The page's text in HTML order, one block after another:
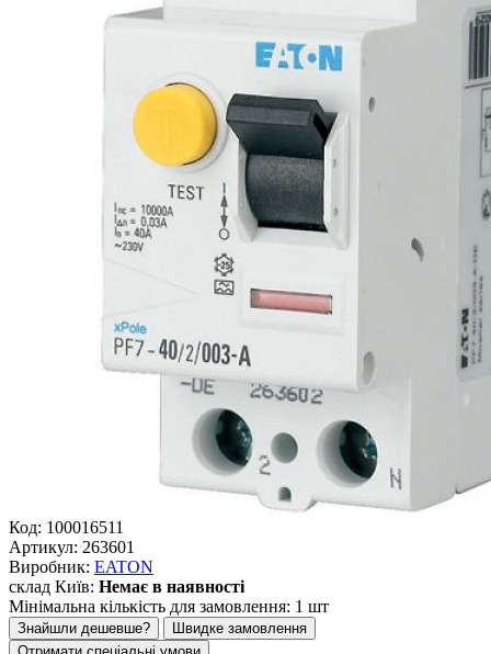
Код: 100016511
Артикул: 263601
Виробник: EATON
склад Київ: Немає в наявності
Мінімальна кількість для замовлення: 1 шт
Знайшли дешевше?
Швидке замовлення